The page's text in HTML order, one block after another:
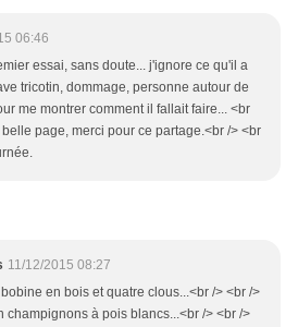
06:46
essai, sans doute... j'ignore ce qu'il a
tricotin, dommage, personne autour de
me montrer comment il fallait faire... <br
page, merci pour ce partage.<br /> <br
11/12/2015 08:27
en bois et quatre clous...<br /> <br />
champignons à pois blancs...<br /> <br />